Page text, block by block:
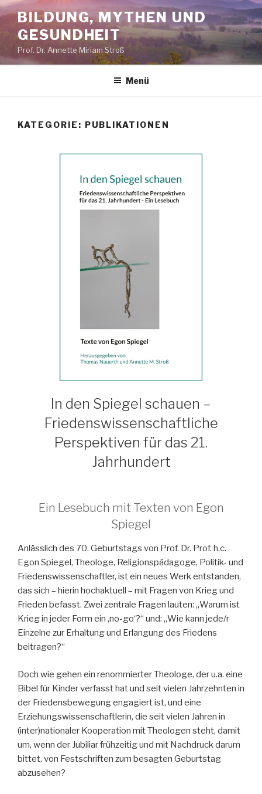
Zum
Inhalt
springen
BILDUNG, MYTHEN UND
GESUNDHEIT
Prof. Dr. Annette Miriam Stroß
Menü
KATEGORIE: PUBLIKATIONEN
In den Spiegel schauen –
Friedenswissenschaftliche
Perspektiven für das 21.
Jahrhundert
Ein Lesebuch mit Texten von Egon
Spiegel
Anlässlich des 70. Geburtstags von Prof. Dr. Prof. h.c.
Egon Spiegel, Theologe, Religionspädagoge, Politik- und
Friedenswissenschaftler, ist ein neues Werk entstanden,
das sich – hierin hochaktuell – mit Fragen von Krieg und
Frieden befasst. Zwei zentrale Fragen lauten: „Warum ist
Krieg in jeder Form ein ‚no-go‘?“ und: „Wie kann jede/r
Einzelne zur Erhaltung und Erlangung des Friedens
beitragen?“
Doch wie gehen ein renommierter Theologe, der u.a. eine
Bibel für Kinder verfasst hat und seit vielen Jahrzehnten in
der Friedensbewegung engagiert ist, und eine
Erziehungswissenschaftlerin, die seit vielen Jahren in
(inter)nationaler Kooperation mit Theologen steht, damit
um, wenn der Jubiliar frühzeitig und mit Nachdruck darum
bittet, von Festschriften zum besagten Geburtstag
abzusehen?